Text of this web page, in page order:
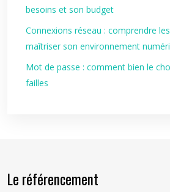
besoins et son budget
Connexions réseau : comprendre
maîtriser son environnement
Mot de passe : comment bien le
failles
Le référencement